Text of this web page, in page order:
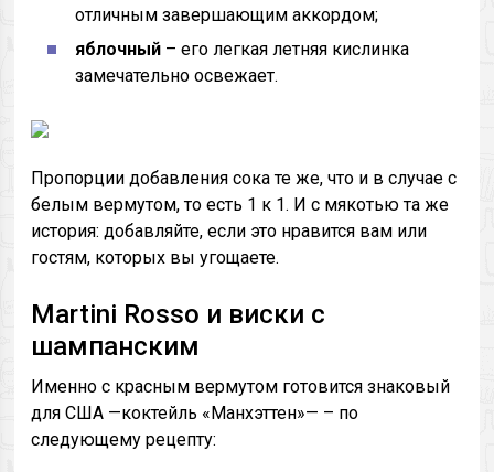
отличным завершающим аккордом;
яблочный – его легкая летняя кислинка
замечательно освежает.
Пропорции добавления сока те же, что и в случае с
белым вермутом, то есть 1 к 1. И с мякотью та же
история: добавляйте, если это нравится вам или
гостям, которых вы угощаете.
Martini Rosso и виски с
шампанским
Именно с красным вермутом готовится знаковый
для США —коктейль «Манхэттен»— – по
следующему рецепту: